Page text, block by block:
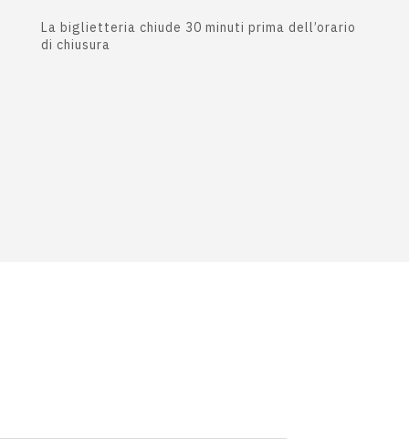
La biglietteria chiude 30 minuti prima dell’orario
di chiusura